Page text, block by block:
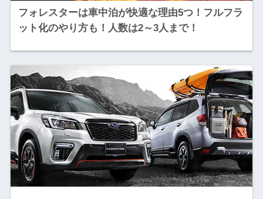
フォレスターは車中泊が快適な理由5つ！フルフラ
ット化のやり方も！人数は2～3人まで！